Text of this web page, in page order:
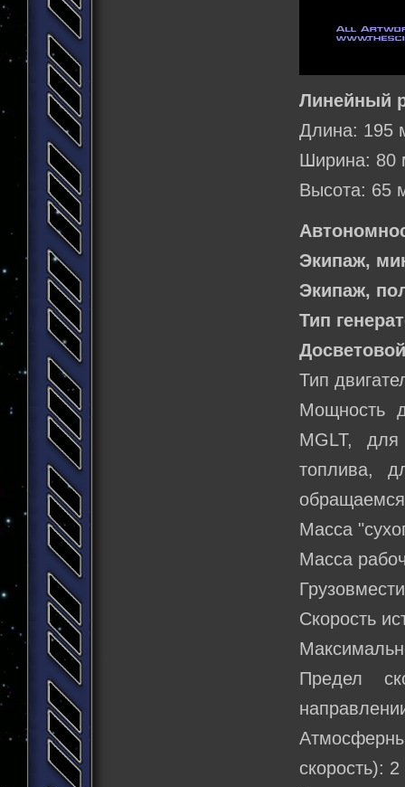
Линейный
Длина: 195
Ширина: 80
Высота: 65
Экипаж,
Экипаж,
Тип
Тип
Мощность
MGLT,
топлива,
Масса
Масса
Скорость
Предел
скорость):